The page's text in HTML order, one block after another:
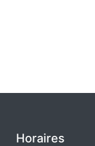
Horaires